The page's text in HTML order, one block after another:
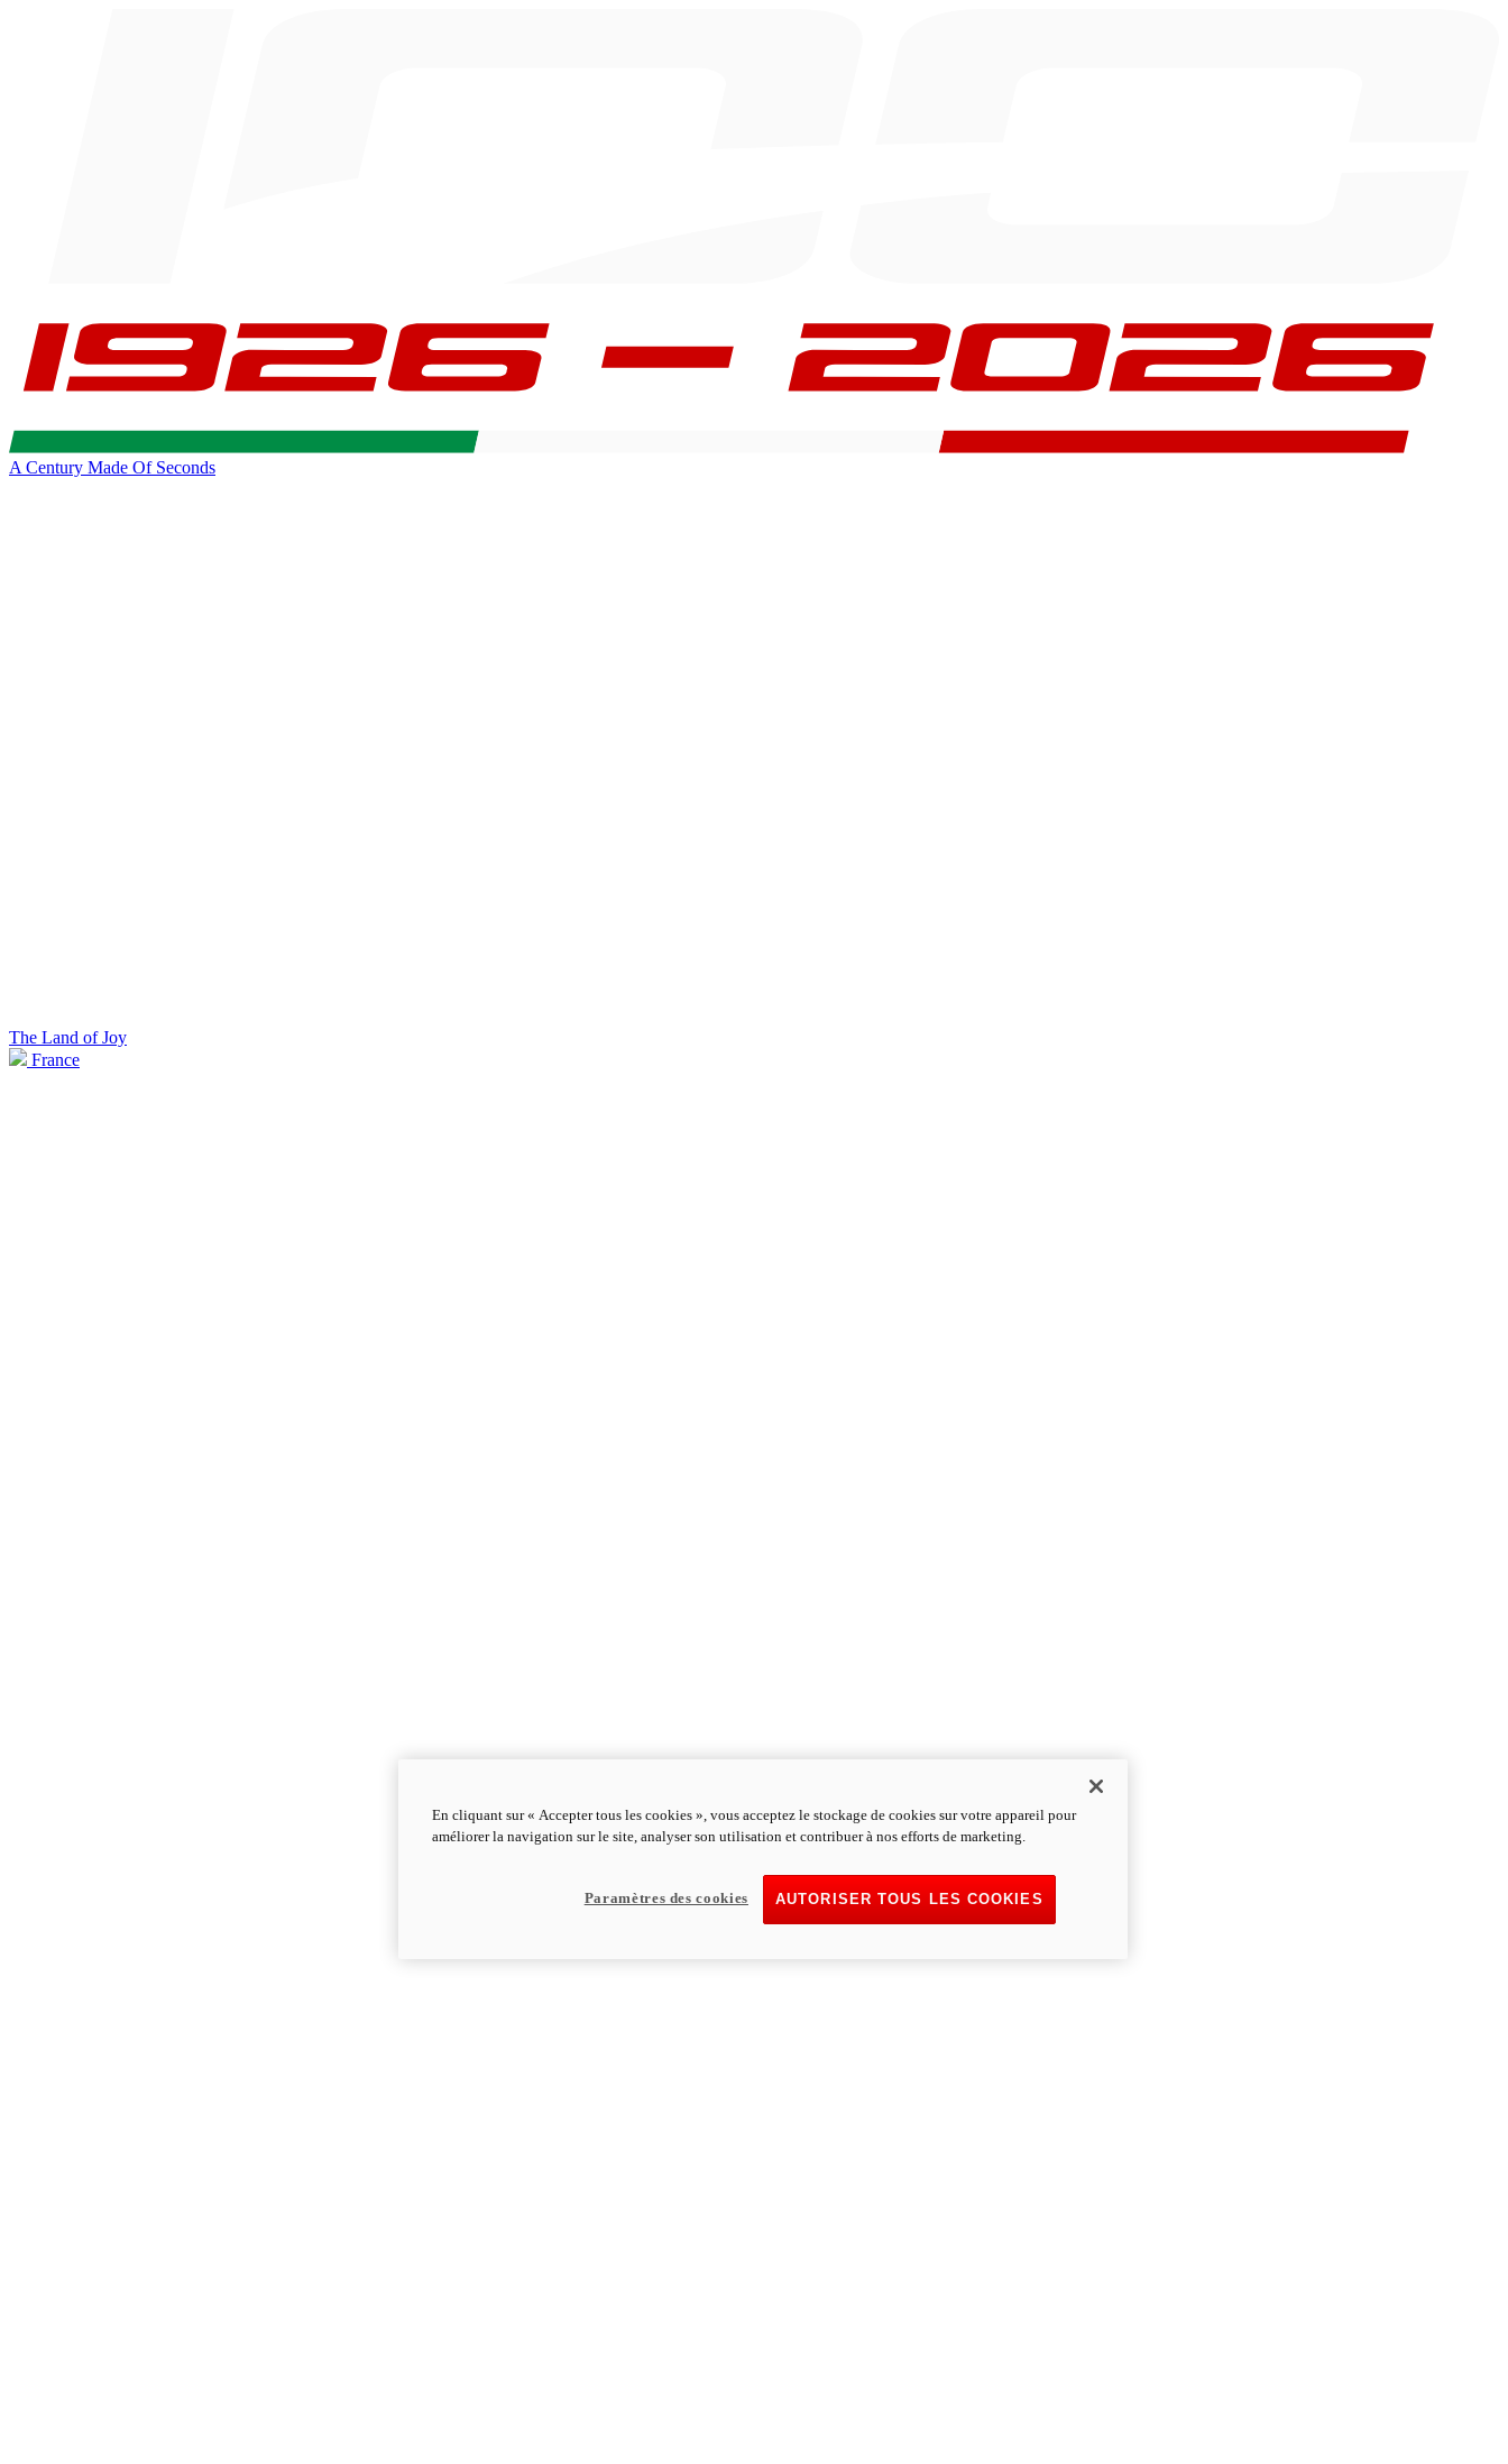
A Century Made Of Seconds
The Land of Joy
France
En cliquant sur « Accepter tous les cookies », vous acceptez le stockage de cookies sur votre appareil pour
améliorer la navigation sur le site, analyser son utilisation et contribuer à nos efforts de marketing.
AUTORISER TOUS LES COOKIES
Paramètres des cookies